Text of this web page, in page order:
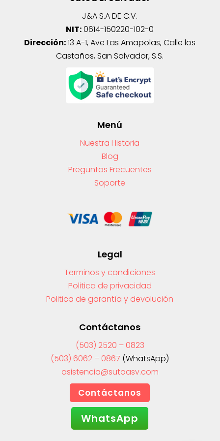
J&A S.A DE C.V.
NIT:0614-150220-102-0
Dirección:13 A-1, Ave Las Amapolas, Calle los
Castaños, San Salvador, S.S.
Menú
Nuestra Historia
Blog
Preguntas Frecuentes
Soporte
Legal
Terminos y condiciones
Politica de privacidad
Politica de garantía y devolución
Contáctanos
(503) 2520 – 0823
(503) 6062 – 0867 (WhatsApp)
asistencia@sutoasv.com
Contáctanos
WhatsApp